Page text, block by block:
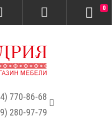
770-86-68
280-97-79
0